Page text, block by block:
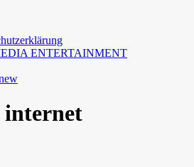
ENTERTAINMENT
internet